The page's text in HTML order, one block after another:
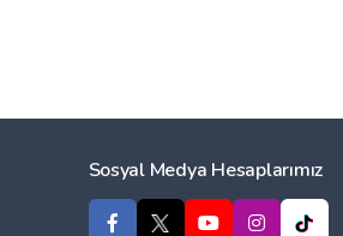
Sosyal Medya Hesaplarımız